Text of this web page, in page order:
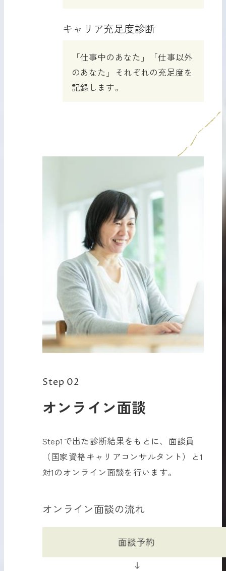
キャリア充足度診断
「仕事中のあなた」「仕事以外
のあなた」それぞれの充足度を
記録します。
Step 02
オンライン面談
Step1で出た診断結果をもとに、面談員
（国家資格キャリアコンサルタント）と1
対1のオンライン面談を行います。
オンライン面談の流れ